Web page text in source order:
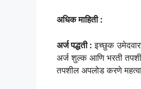
अधिक माहिती :
अर्ज पद्धती : इच्छुक
अर्ज शुल्क आणि भरती
तपशील अपलोड करणे